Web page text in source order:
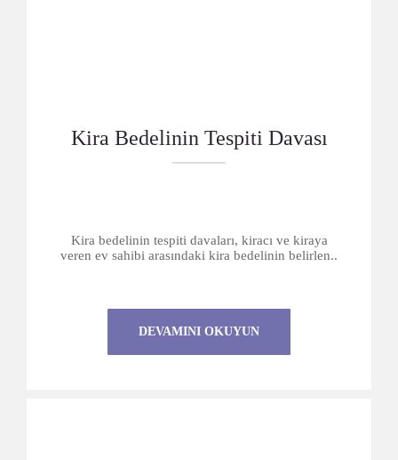
Kira Bedelinin Tespiti Davası
Kira bedelinin tespiti davaları, kiracı ve kiraya
veren ev sahibi arasındaki kira bedelinin belirlen..
DEVAMINI OKUYUN